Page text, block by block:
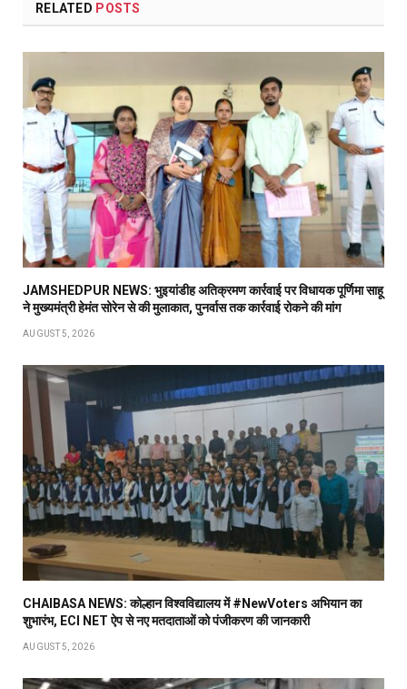
RELATED POSTS
JAMSHEDPUR NEWS: भुइयांडीह अतिक्रमण कार्रवाई पर विधायक पूर्णिमा साहू
ने मुख्यमंत्री हेमंत सोरेन से की मुलाकात, पुनर्वास तक कार्रवाई रोकने की मांग
AUGUST 5, 2026
CHAIBASA NEWS: कोल्हान विश्वविद्यालय में #NewVoters अभियान का
शुभारंभ, ECI NET ऐप से नए मतदाताओं को पंजीकरण की जानकारी
AUGUST 5, 2026